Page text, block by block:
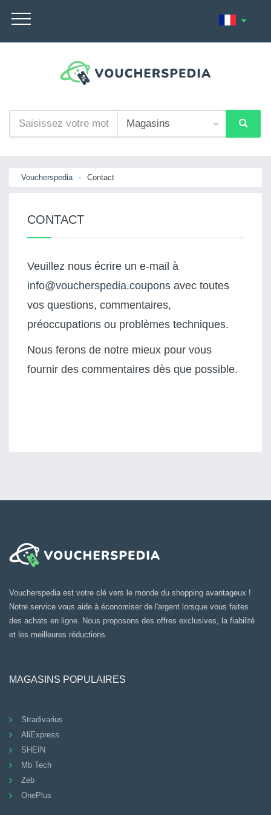
Voucherspedia - Contact
CONTACT
Veuillez nous écrire un e-mail à
info@voucherspedia.coupons avec toutes
vos questions, commentaires,
préoccupations ou problèmes techniques.
Nous ferons de notre mieux pour vous
fournir des commentaires dès que possible.
Voucherspedia est votre clé vers le monde du shopping avantageux !
Notre service vous aide à économiser de l'argent lorsque vous faites
des achats en ligne. Nous proposons des offres exclusives, la fiabilité
et les meilleures réductions.
MAGASINS POPULAIRES
Stradivarius
AliExpress
SHEIN
Mb Tech
Zeb
OnePlus